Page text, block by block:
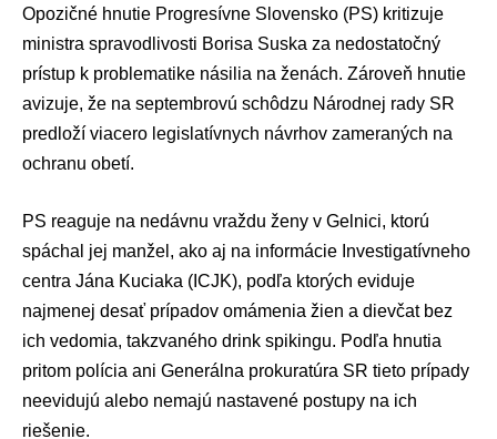
Opozičné hnutie Progresívne Slovensko (PS) kritizuje
ministra spravodlivosti Borisa Suska za nedostatočný
prístup k problematike násilia na ženách. Zároveň hnutie
avizuje, že na septembrovú schôdzu Národnej rady SR
predloží viacero legislatívnych návrhov zameraných na
ochranu obetí.
PS reaguje na nedávnu vraždu ženy v Gelnici, ktorú
spáchal jej manžel, ako aj na informácie Investigatívneho
centra Jána Kuciaka (ICJK), podľa ktorých eviduje
najmenej desať prípadov omámenia žien a dievčat bez
ich vedomia, takzvaného drink spikingu. Podľa hnutia
pritom polícia ani Generálna prokuratúra SR tieto prípady
neevidujú alebo nemajú nastavené postupy na ich
riešenie.